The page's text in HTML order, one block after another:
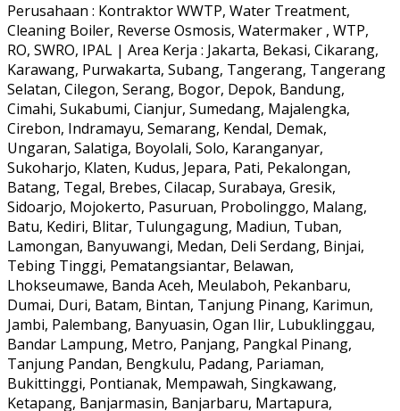
Perusahaan : Kontraktor WWTP, Water Treatment,
Cleaning Boiler, Reverse Osmosis, Watermaker , WTP,
RO, SWRO, IPAL | Area Kerja : Jakarta, Bekasi, Cikarang,
Karawang, Purwakarta, Subang, Tangerang, Tangerang
Selatan, Cilegon, Serang, Bogor, Depok, Bandung,
Cimahi, Sukabumi, Cianjur, Sumedang, Majalengka,
Cirebon, Indramayu, Semarang, Kendal, Demak,
Ungaran, Salatiga, Boyolali, Solo, Karanganyar,
Sukoharjo, Klaten, Kudus, Jepara, Pati, Pekalongan,
Batang, Tegal, Brebes, Cilacap, Surabaya, Gresik,
Sidoarjo, Mojokerto, Pasuruan, Probolinggo, Malang,
Batu, Kediri, Blitar, Tulungagung, Madiun, Tuban,
Lamongan, Banyuwangi, Medan, Deli Serdang, Binjai,
Tebing Tinggi, Pematangsiantar, Belawan,
Lhokseumawe, Banda Aceh, Meulaboh, Pekanbaru,
Dumai, Duri, Batam, Bintan, Tanjung Pinang, Karimun,
Jambi, Palembang, Banyuasin, Ogan Ilir, Lubuklinggau,
Bandar Lampung, Metro, Panjang, Pangkal Pinang,
Tanjung Pandan, Bengkulu, Padang, Pariaman,
Bukittinggi, Pontianak, Mempawah, Singkawang,
Ketapang, Banjarmasin, Banjarbaru, Martapura,